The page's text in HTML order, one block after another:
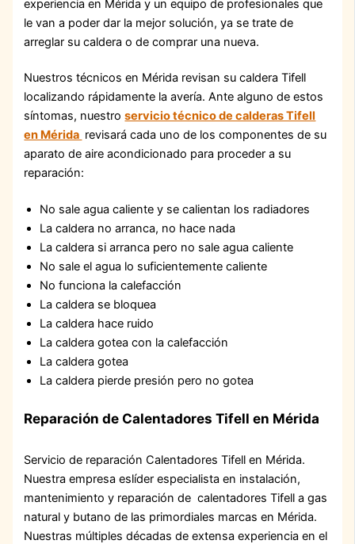
experiencia en Mérida y un equipo de profesionales que
le van a poder dar la mejor solución, ya se trate de
arreglar su caldera o de comprar una nueva.
Nuestros técnicos en Mérida revisan su caldera Tifell
localizando rápidamente la avería. Ante alguno de estos
síntomas, nuestroservicio técnico de calderas Tifell
en Mérida revisará cada uno de los componentes de su
aparato de aire acondicionado para proceder a su
reparación:
No sale agua caliente y se calientan los radiadores
La caldera no arranca, no hace nada
La caldera si arranca pero no sale agua caliente
No sale el agua lo suficientemente caliente
No funciona la calefacción
La caldera se bloquea
La caldera hace ruido
La caldera gotea con la calefacción
La caldera gotea
La caldera pierde presión pero no gotea
Reparación de Calentadores Tifell en Mérida
Servicio de reparación Calentadores Tifell en Mérida.
Nuestra empresa eslíder especialista en instalación,
mantenimiento y reparación de calentadores Tifell a gas
natural y butano de las primordiales marcas en Mérida.
Nuestras múltiples décadas de extensa experiencia en el